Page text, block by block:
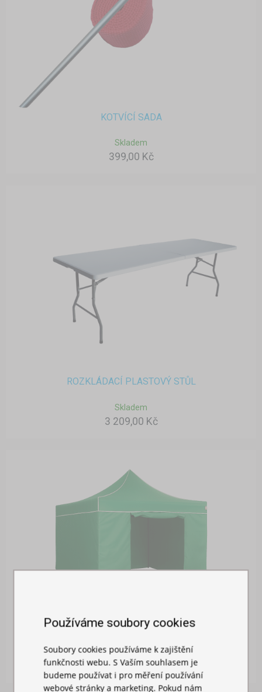
KOTVÍCÍ SADA
Skladem
399,00 Kč
ROZKLÁDACÍ PLASTOVÝ STŮL
Skladem
3 209,00 Kč
BOČNÍ PLACHTA 3M S DVEŘMI
Skladem
719,00 Kč
Používáme soubory cookies
Soubory cookies používáme k zajištění
funkčnosti webu. S Vaším souhlasem je
budeme používat i pro měření používání
webové stránky a marketing. Pokud nám